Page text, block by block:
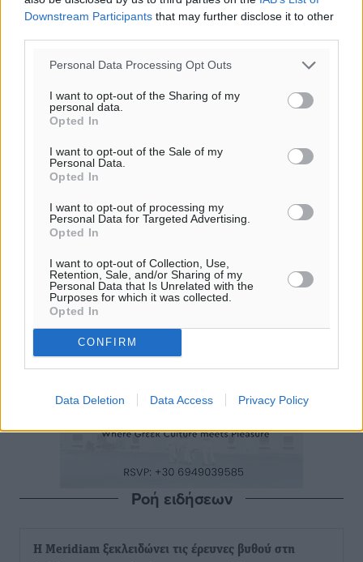
Downstream Participants that may further disclose it to other
Personal Data Processing Opt Outs
I want to opt-out of the Sharing of my
personal data.
Opted In
I want to opt-out of the Sale of my
Personal Data.
Opted In
I want to opt-out of processing my
Personal Data for Targeted Advertising.
Opted In
I want to opt-out of Collection, Use,
Retention, Sale, and/or Sharing of my
Personal Data that Is Unrelated with the
Purposes for which it was collected.
Opted In
CONFIRM
Data Deletion Data Access Privacy Policy
Ροή ειδήσεων
Η Meridiam ξεκλειδώνει τις έρευνες βυθού στη